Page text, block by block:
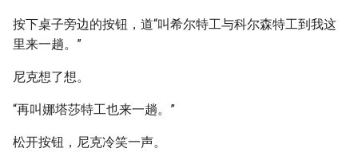
按下桌子旁边的按钮，道“叫希尔特工与科尔森特工到我这
里来一趟。”
尼克想了想。
“再叫娜塔莎特工也来一趟。”
松开按钮，尼克冷笑一声。